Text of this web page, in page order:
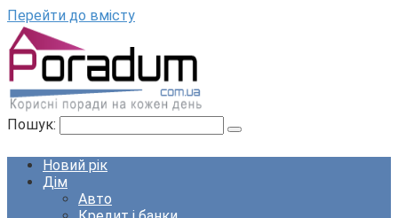
Перейти до вмісту
Пошук:
Новий рік
Дім
Авто